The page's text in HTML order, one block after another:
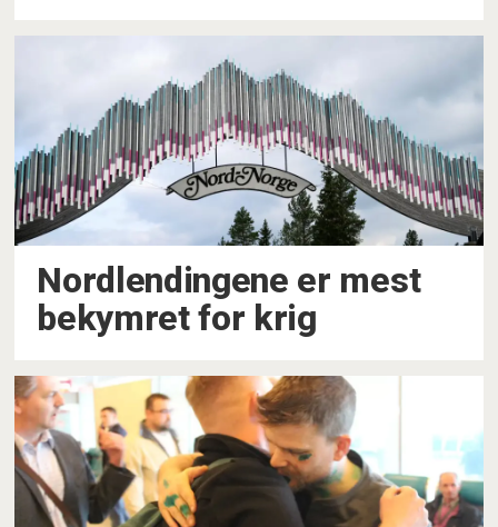
Nordlendingene er mest
bekymret for krig